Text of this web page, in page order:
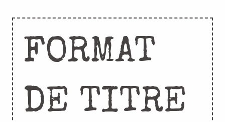
FORMAT
DE TITRE